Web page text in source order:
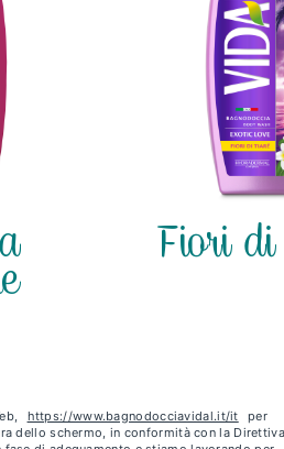
Fiori di
https://www.bagnodocciavidal.it/it
per
dello schermo, in conformità con la Direttiva